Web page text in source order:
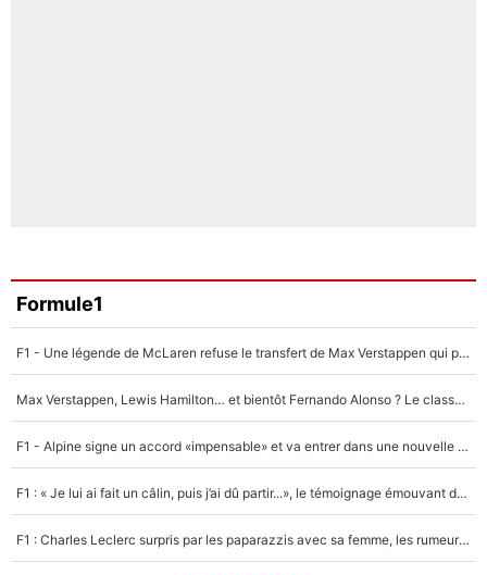
Formule1
F1 - Une légende de McLaren refuse le transfert de Max Verstappen qui pourrait «faire des vagues» et plomber l'ambiance dans l'équipe
Max Verstappen, Lewis Hamilton… et bientôt Fernando Alonso ? Le classement des pilotes les mieux payés en Formule 1 risque de changer !
F1 - Alpine signe un accord «impensable» et va entrer dans une nouvelle dimension : Grande nouvelle pour Pierre Gasly !
F1 : « Je lui ai fait un câlin, puis j’ai dû partir...», le témoignage émouvant de Max Verstappen sur sa fille
F1 : Charles Leclerc surpris par les paparazzis avec sa femme, les rumeurs étaient vraies !